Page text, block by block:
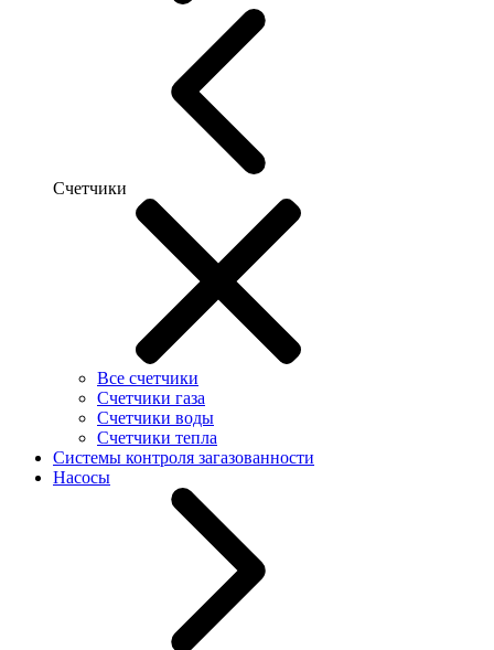
Счетчики
Все счетчики
Счетчики газа
Счетчики воды
Счетчики тепла
Системы контроля загазованности
Насосы